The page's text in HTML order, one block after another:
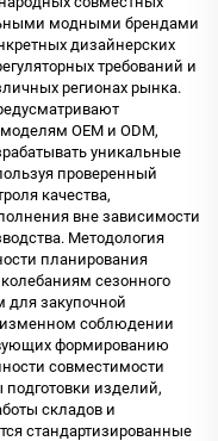
модными брендами
дизайнерских
требований и
регионах рынка.
OEM и ODM,
уникальные
проверенный
качества,
вне зависимости
Методология
планирования
сезонного
для закупочной
соблюдении
формированию
совместимости
изделий,
складов и
стандартизированные